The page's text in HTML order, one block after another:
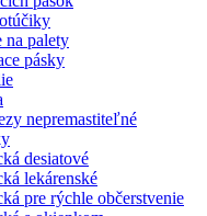
na palety
pásky
nepremastiteľné
desiatové
lekárenské
pre rýchle občerstvenie